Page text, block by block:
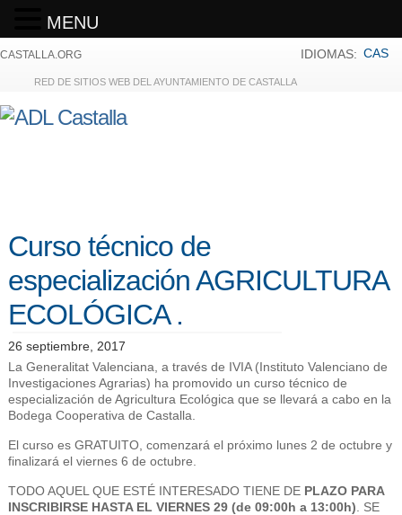
CASTALLA.ORG
RED DE SITIOS WEB DEL AYUNTAMIENTO DE CASTALLA
IDIOMAS: CAS
Curso técnico de
especialización AGRICULTURA
ECOLÓGICA .
26 septiembre, 2017
La Generalitat Valenciana, a través de IVIA (Instituto Valenciano de
Investigaciones Agrarias) ha promovido un curso técnico de
especialización de Agricultura Ecológica que se llevará a cabo en la
Bodega Cooperativa de Castalla.
El curso es GRATUITO, comenzará el próximo lunes 2 de octubre y
finalizará el viernes 6 de octubre.
TODO AQUEL QUE ESTÉ INTERESADO TIENE DE PLAZO PARA
INSCRIBIRSE HASTA EL VIERNES 29 (de 09:00h a 13:00h) . SE
MENU